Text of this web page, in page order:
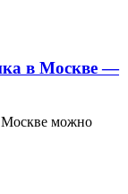
в Москве —
Москве можно